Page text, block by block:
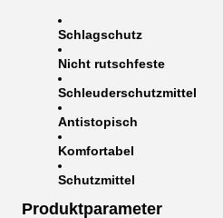
Schlagschutz
Nicht rutschfeste
Schleuderschutzmittel
Antistopisch
Komfortabel
Schutzmittel
Produktparameter